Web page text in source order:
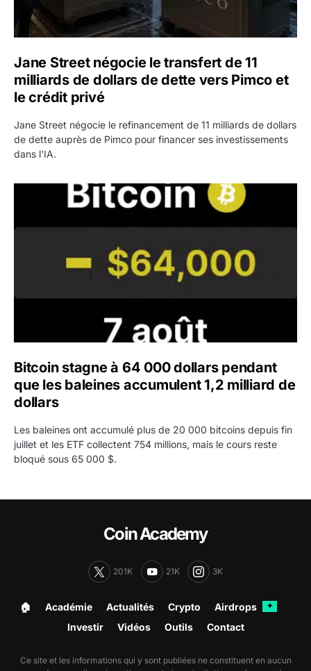
Jane Street négocie le transfert de 11
milliards de dollars de dette vers Pimco et
le crédit privé
Jane Street négocie le refinancement de 11 milliards de dollars
de dette auprès de Pimco pour financer ses investissements
dans l'IA.
Bitcoin stagne à 64 000 dollars pendant que les
Bitcoin stagne à 64 000 dollars pendant
que les baleines accumulent 1,2 milliard de
dollars
Les baleines ont accumulé plus de 20 000 bitcoins depuis fin
juillet et les ETF collectent 754 millions, mais le cours reste
bloqué sous 65 000 $.
Coin Academy
201K 21K 3K
🏠︎ Académie Actualités Crypto Airdrops ✦
Investir Vidéos Outils Contact
Ce site et les informations qui y sont publiées ne constituent en aucun